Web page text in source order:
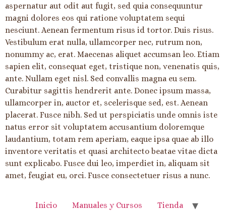
aspernatur aut odit aut fugit, sed quia consequuntur
magni dolores eos qui ratione voluptatem sequi
nesciunt. Aenean fermentum risus id tortor. Duis risus.
Vestibulum erat nulla, ullamcorper nec, rutrum non,
nonummy ac, erat. Maecenas aliquet accumsan leo. Etiam
sapien elit, consequat eget, tristique non, venenatis quis,
ante. Nullam eget nisl. Sed convallis magna eu sem.
Curabitur sagittis hendrerit ante. Donec ipsum massa,
ullamcorper in, auctor et, scelerisque sed, est. Aenean
placerat. Fusce nibh. Sed ut perspiciatis unde omnis iste
natus error sit voluptatem accusantium doloremque
laudantium, totam rem aperiam, eaque ipsa quae ab illo
inventore veritatis et quasi architecto beatae vitae dicta
sunt explicabo. Fusce dui leo, imperdiet in, aliquam sit
amet, feugiat eu, orci. Fusce consectetuer risus a nunc.
Inicio Manuales y Cursos Tienda